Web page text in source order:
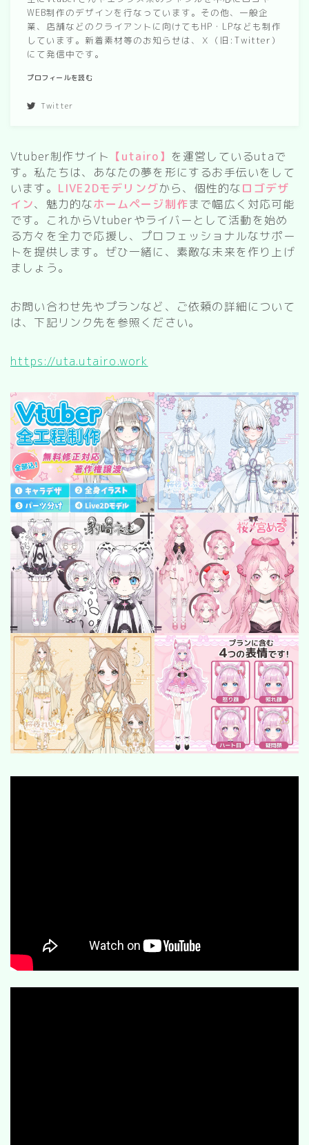
WEB制作のデザインを行なっています。その他、一般企
業、店舗などのクライアントに向けてもHP・LPなども制作
しています。新着素材等のお知らせは、Ｘ（旧:Twitter）
にて発信中です。
プロフィールを読む
Twitter
Vtuber制作サイト 【utairo】 を運営しているutaで
す。私たちは、あなたの夢を形にするお手伝いをして
います。 LIVE2Dモデリングから、個性的なロゴデザ
イン、魅力的なホームページ制作まで幅広く対応可能
です。これからVtuberやライバーとして活動を始め
る方々を全力で応援し、プロフェッショナルなサポー
トを提供します。ぜひ一緒に、素敵な未来を作り上げ
ましょう。
お問い合わせ先やプランなど、ご依頼の詳細について
は、下記リンク先を参照ください。
https://uta.utairo.work